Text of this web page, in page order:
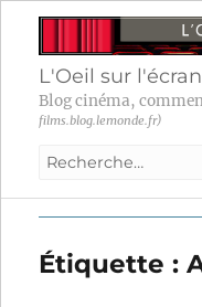
L'Oeil sur l'écran
Blog cinéma,
films.blog.lemonde.fr)
Recherche
:
Étiquette :